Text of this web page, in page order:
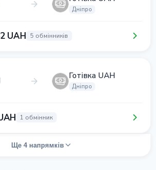
Дніпро
UAH 5 обмінників
Готівка UAH
Дніпро
1 обмінник
Ще 4 напрямків